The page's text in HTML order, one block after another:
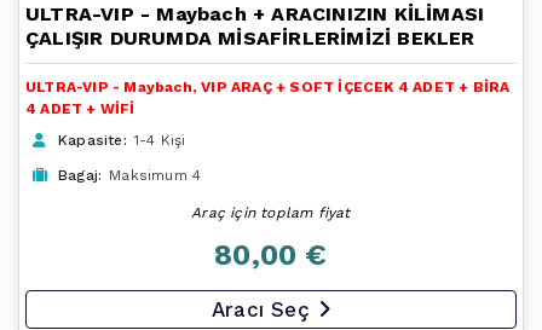
ULTRA-VIP - Maybach + ARACINIZIN KİLİMASI
ÇALIŞIR DURUMDA MİSAFİRLERİMİZİ BEKLER
ULTRA-VIP - Maybach, VIP ARAÇ + SOFT İÇECEK 4 ADET + BİRA
4 ADET + WİFİ
Kapasite: 1-4 Kişi
Bagaj: Maksimum 4
Araç için toplam fiyat
80,00 €
Aracı Seç